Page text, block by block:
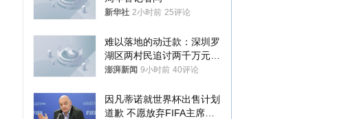
新华社 2小时前 25评论
难以落地的动迁款：深圳罗
湖区两村民追讨两千万元动
迁款八年未果
澎湃新闻 9小时前 40评论
因凡蒂诺就世界杯出售计划
道歉 不愿放弃FIFA主席职